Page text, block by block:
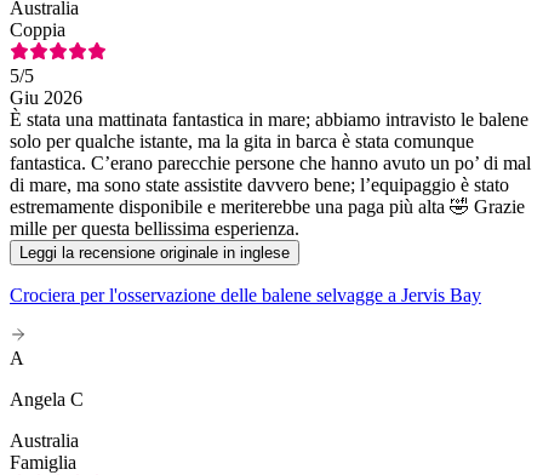
Australia
Coppia
5/5
Giu 2026
È stata una mattinata fantastica in mare; abbiamo intravisto le balene
solo per qualche istante, ma la gita in barca è stata comunque
fantastica. C’erano parecchie persone che hanno avuto un po’ di mal
di mare, ma sono state assistite davvero bene; l’equipaggio è stato
estremamente disponibile e meriterebbe una paga più alta 🤣 Grazie
mille per questa bellissima esperienza.
Leggi la recensione originale in inglese
Crociera per l'osservazione delle balene selvagge a Jervis Bay
A
Angela C
Australia
Famiglia